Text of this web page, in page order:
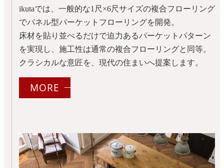
ikutaでは、一般的な1尺×6尺サイズの複合フローリング
でパネル型パーケットフローリングを開発。
床材を貼り並べるだけで迫力あるパーケットパターン
を実現し、施工性は通常の複合フローリングと同等。
クラシカルな意匠を、現代の住まいへ提案します。
MORE